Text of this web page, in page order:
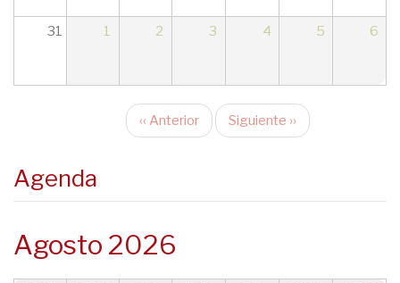
31 1 2 3 4 5 6
Paginación
‹‹ Anterior Siguiente ››
Agenda
Agosto 2026